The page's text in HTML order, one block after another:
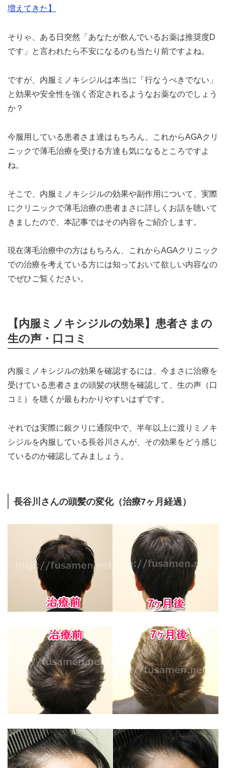
増えてきた】
そりゃ、ある日突然「あなたが飲んでいるお薬は推奨度D
です」と言われたら不安になるのも当たり前ですよね。
ですが、内服ミノキシジルは本当に「行なうべきでない」
と効果や安全性を強く否定されるようなお薬なのでしょう
か？
今服用している患者さま達はもちろん、これからAGAクリ
ニックで薄毛治療を受ける方達も気になるところですよ
ね。
そこで、内服ミノキシジルの効果や副作用について、実際
にクリニックで薄毛治療の患者まさに詳しくお話を聴いて
きましたので、本記事ではその内容をご紹介します。
現在薄毛治療中の方はもちろん、これからAGAクリニック
での治療を考えている方には知っておいて欲しい内容なの
でぜひご覧ください。
【内服ミノキシジルの効果】患者さまの
生の声・口コミ
内服ミノキシジルの効果を確認するには、今まさに治療を
受けている患者さまの頭髪の状態を確認して、生の声（口
コミ）を聴くが最もわかりやすいはずです。
それでは実際に銀クリに通院中で、半年以上に渡りミノキ
シジルを内服している長谷川さんが、その効果をどう感じ
ているのか確認してみましょう。
長谷川さんの頭髪の変化（治療7ヶ月経過）